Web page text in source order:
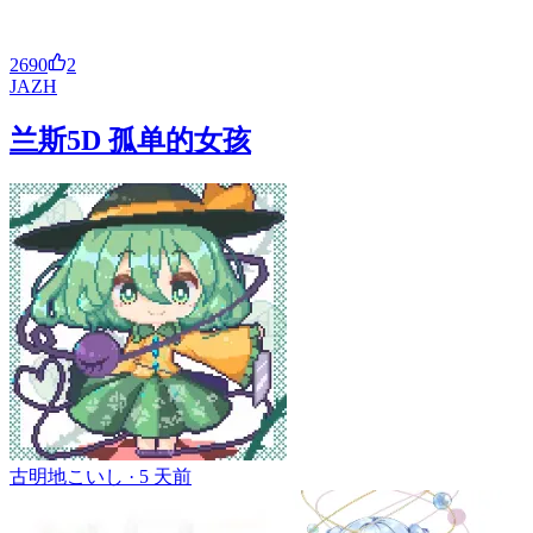
2690
2
JAZH
兰斯5D 孤单的女孩
古明地こいし · 5 天前